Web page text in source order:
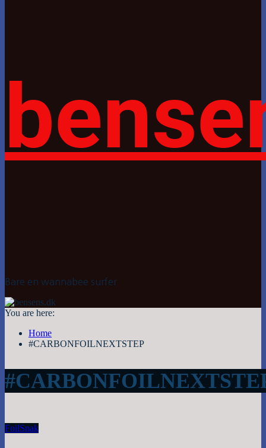
Bare en wannabee surfer
You are here:
Home
#CARBONFOILNEXTSTEP
FoilSnak